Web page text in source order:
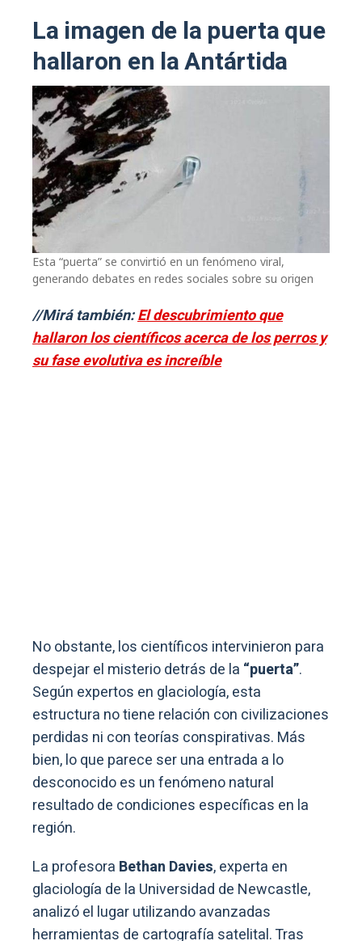
La imagen de la puerta que
hallaron en la Antártida
Esta “puerta” se convirtió en un fenómeno viral,
generando debates en redes sociales sobre su origen
//Mirá también:El descubrimiento que
hallaron los científicos acerca de los perros y
su fase evolutiva es increíble
No obstante, los científicos intervinieron para
despejar el misterio detrás de la “puerta”.
Según expertos en glaciología, esta
estructura no tiene relación con civilizaciones
perdidas ni con teorías conspirativas. Más
bien, lo que parece ser una entrada a lo
desconocido es un fenómeno natural
resultado de condiciones específicas en la
región.
La profesora Bethan Davies, experta en
glaciología de la Universidad de Newcastle,
analizó el lugar utilizando avanzadas
herramientas de cartografía satelital. Tras